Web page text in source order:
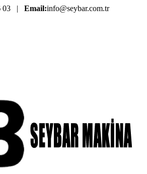
03 | Email:info@seybar.com.tr